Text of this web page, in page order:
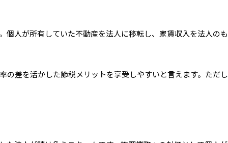
個人が所有していた不動産を法人に移転し、家賃収入を法人の
の差を活かした節税メリットを享受しやすいと言えます。ただ